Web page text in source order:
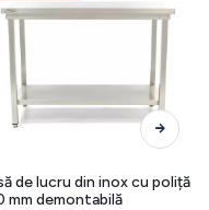
Acest produs are mai multe variații. Opțiunile pot fi alese în pagina produsului.
de lucru din inox cu poliță
mm demontabilă